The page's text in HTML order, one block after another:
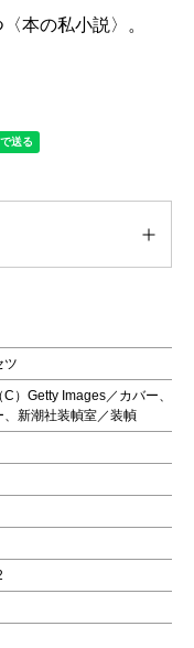
本の私小説〉。
ツ
）Getty Images／カバー、
新潮社装幀室／装幀